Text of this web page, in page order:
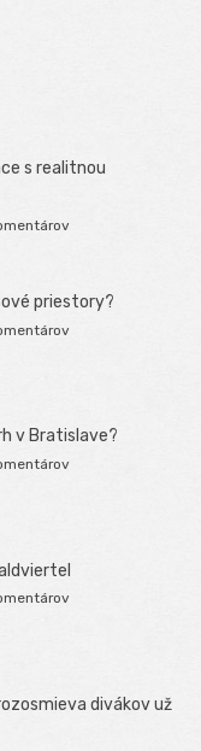
s realitnou
priestory?
v Bratislave?
divákov už